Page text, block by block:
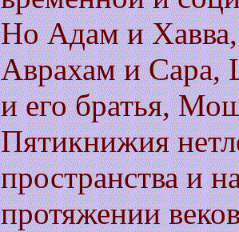
Но Адам и
Аврахам и Сара,
и его братья,
Пятикнижия
пространства и
протяжении